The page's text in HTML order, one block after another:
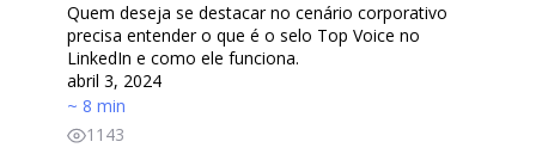
Quem deseja se destacar no cenário corporativo
precisa entender o que é o selo Top Voice no
LinkedIn e como ele funciona.
abril 3, 2024
~ 8 min
1143